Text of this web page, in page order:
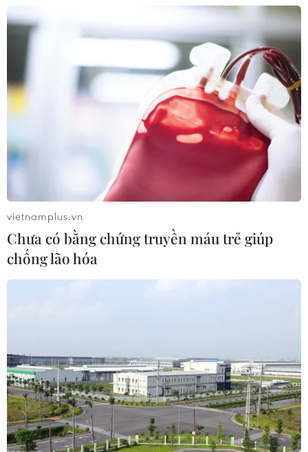
vệ Tổ quốc hạng Nhất
Đại tướng Ngô Xuân Lịch, Chủ nhiệm Tổng cục Chính trị
Quân đội nhân dân Việt Nam đã trân trọng gắn Huân
chương Bảo vệ Tổ quốc hạng Nhất lên Quân kỳ Quyết
thắng của Bệnh viện Trung ương Quân đội 108.
Những chuyện được kể sau ca ghép phổi
thành công đầu tiên
16/03/2018 07:14
Kể từ khi nhận được thông tin có người cho chết não
vietnamplus.vn
Chưa có bằng chứng truyền máu trẻ giúp
chống lão hóa